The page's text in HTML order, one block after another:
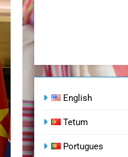
English
Tetum
Portugues